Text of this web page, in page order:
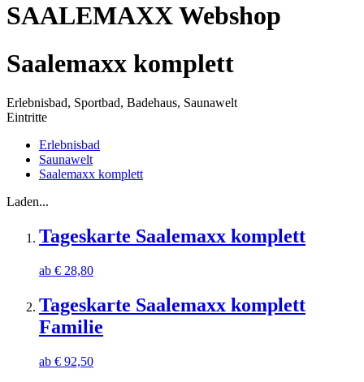
SAALEMAXX Webshop
Saalemaxx komplett
Erlebnisbad, Sportbad, Badehaus, Saunawelt
Eintritte
Erlebnisbad
Saunawelt
Saalemaxx komplett
Laden...
Tageskarte Saalemaxx komplett
ab € 28,80
Tageskarte Saalemaxx komplett
Familie
ab € 92,50